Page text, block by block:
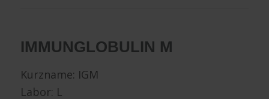
IMMUNGLOBULIN M
Kurzname: IGM
Labor: L